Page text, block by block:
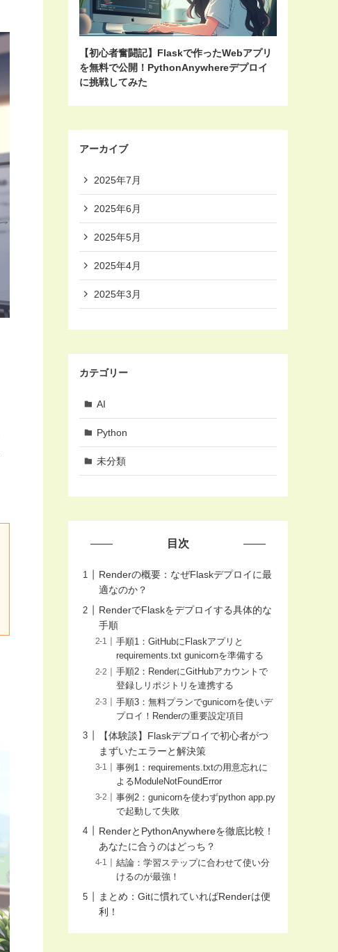
【初心者奮闘記】Flaskで作ったWebアプリ
を無料で公開！PythonAnywhereデプロイ
に挑戦してみた
アーカイブ
2025年7月
2025年6月
2025年5月
2025年4月
2025年3月
カテゴリー
AI
Python
未分類
目次
Renderの概要：なぜFlaskデプロイに最
適なのか？
RenderでFlaskをデプロイする具体的な
手順
手順1：GitHubにFlaskアプリと
requirements.txt gunicornを準備する
手順2：RenderにGitHubアカウントで
登録しリポジトリを連携する
手順3：無料プランでgunicornを使いデ
プロイ！Renderの重要設定項目
【体験談】Flaskデプロイで初心者がつ
まずいたエラーと解決策
事例1：requirements.txtの用意忘れに
よるModuleNotFoundError
事例2：gunicornを使わずpython app.py
で起動して失敗
RenderとPythonAnywhereを徹底比較！
あなたに合うのはどっち？
結論：学習ステップに合わせて使い分
けるのが最強！
まとめ：Gitに慣れていればRenderは便
利！